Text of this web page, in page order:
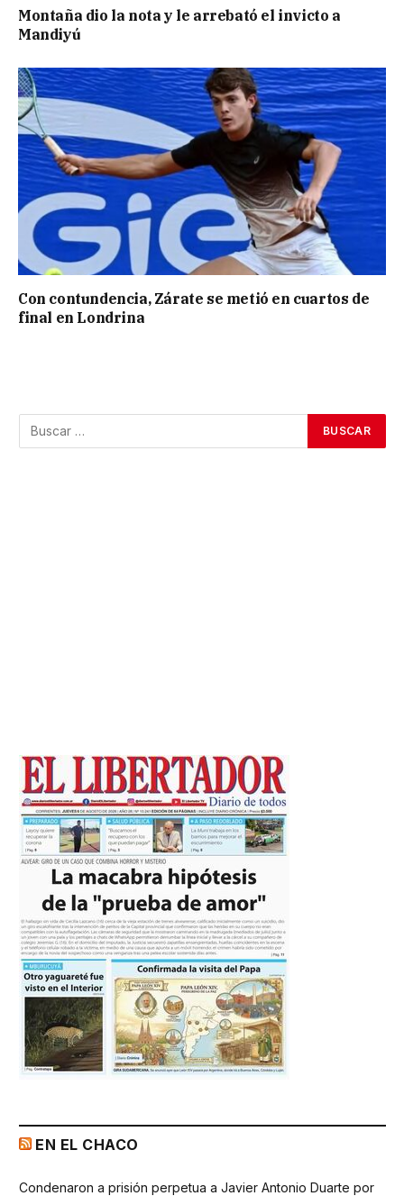
Montaña dio la nota y le arrebató el invicto a
Mandiyú
Con contundencia, Zárate se metió en cuartos de
final en Londrina
EN EL CHACO
Condenaron a prisión perpetua a Javier Antonio Duarte por